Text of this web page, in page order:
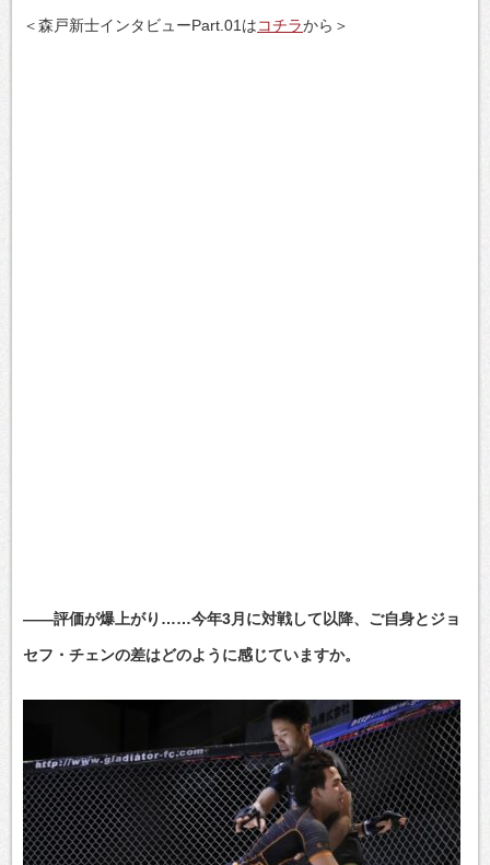
＜森戸新士インタビューPart.01はコチラから＞
――評価が爆上がり……今年3月に対戦して以降、ご自身とジョ
セフ・チェンの差はどのように感じていますか。